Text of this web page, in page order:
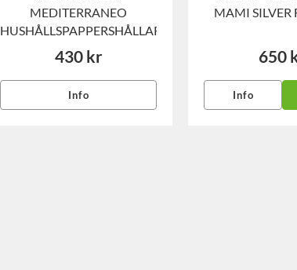
MEDITERRANEO
HUSHÅLLSPAPPERSHÅLLARE
430 kr
Info
MAMI SILVER
650
Info